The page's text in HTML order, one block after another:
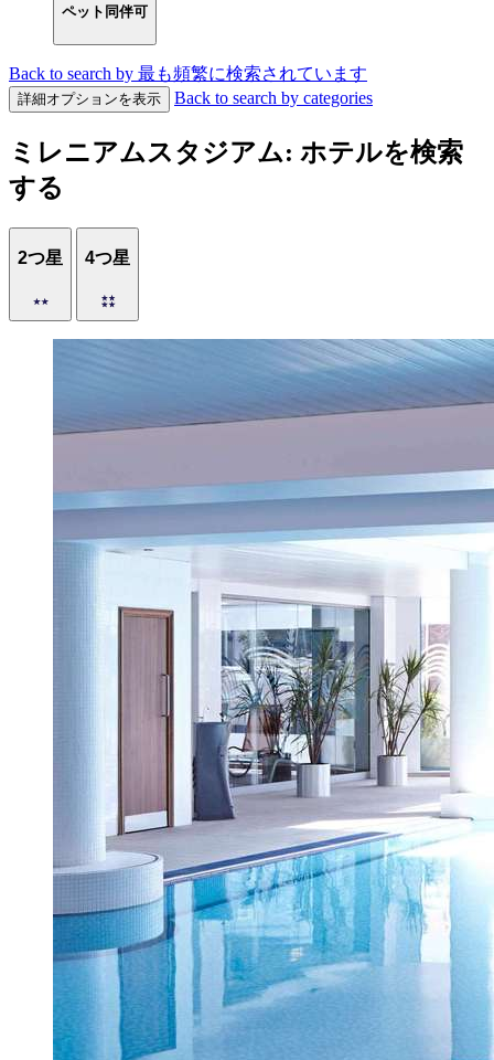
ペット同伴可
Back to search by 最も頻繁に検索されています
詳細オプションを表示 Back to search by categories
ミレニアムスタジアム: ホテルを検索
する
2つ星 4つ星